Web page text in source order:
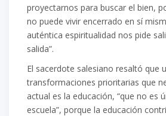
proyectarnos para buscar el bien,
no puede vivir encerrado en sí
auténtica espiritualidad nos pide
salida”.
El sacerdote salesiano resaltó que
transformaciones prioritarias que
actual es la educación, “que no es
escuela”, porque la educación